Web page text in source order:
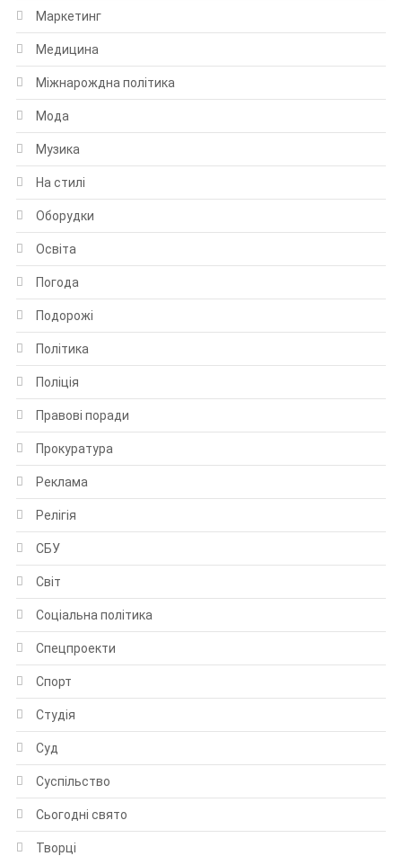
Маркетинг
Медицина
Міжнарождна політика
Мода
Музика
На стилі
Оборудки
Освіта
Погода
Подорожі
Політика
Поліція
Правові поради
Прокуратура
Реклама
Релігія
СБУ
Світ
Соціальна політика
Спецпроекти
Спорт
Студія
Суд
Суспільство
Сьогодні свято
Творці